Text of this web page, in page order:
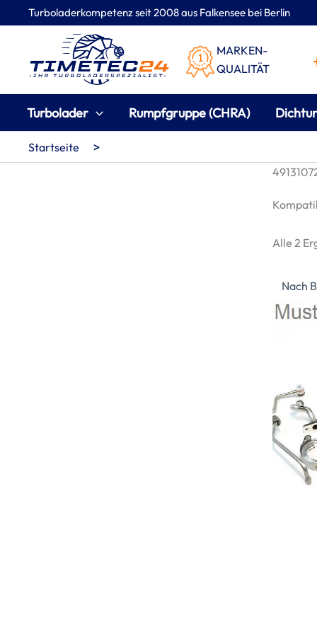
Turboladerkompetenz seit 2008 aus Falkensee bei Berlin
MARKEN-
QUALITÄT
Turbolader Rumpfgruppe (CHRA)
Inhalt
Startseite >
Alle 2